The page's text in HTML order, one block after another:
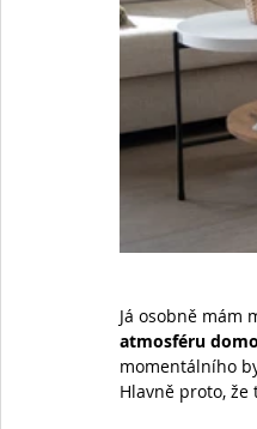
Já osobně mám
atmosféru
momentálního
Hlavně proto,